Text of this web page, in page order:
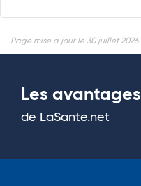
Page mise à jour le 30 juillet 2026
Les avantages
de LaSante.net